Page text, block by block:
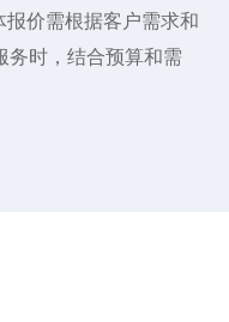
价需根据客户需求和
务时，结合预算和需